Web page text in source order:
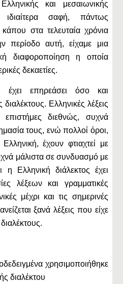
και μεσαιωνικής
ιδιαίτερα σαφή, πάντως
κάπου στα τελευταία χρόνια
περίοδο αυτή, είχαμε μια
διαφοροποίηση η οποία
δεκαετίες.
έχει επηρεάσει όσο και
Ελληνικές λέξεις
επιστήμες διεθνώς, συχνά
τους, ενώ πολλοί όροι,
έχουν φτιαχτεί με
μάλιστα σε συνδυασμό με
η Ελληνική διάλεκτος έχει
λέξεων και γραμματικές
μέχρι και τις σημερινές
ξανά λέξεις που είχε
χρησιμοποιήθηκε
διαλέκτου